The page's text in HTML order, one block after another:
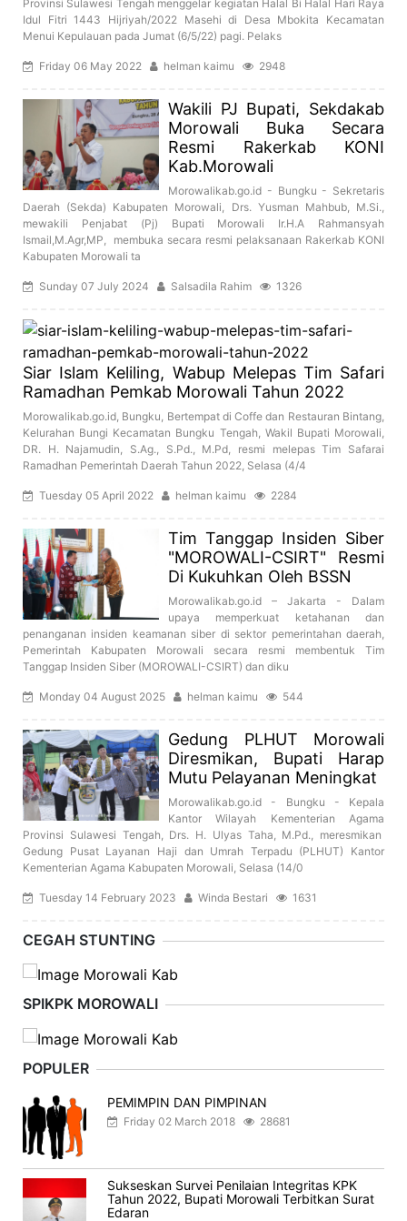
Provinsi Sulawesi Tengah menggelar kegiatan Halal Bi Halal Hari Raya
Idul Fitri 1443 Hijriyah/2022 Masehi di Desa Mbokita Kecamatan
Menui Kepulauan pada Jumat (6/5/22) pagi. Pelaks
Friday 06 May 2022 helman kaimu 2948
Wakili PJ Bupati, Sekdakab
Morowali Buka Secara
Resmi Rakerkab KONI
Kab.Morowali
Morowalikab.go.id - Bungku - Sekretaris
Daerah (Sekda) Kabupaten Morowali, Drs. Yusman Mahbub, M.Si.,
mewakili Penjabat (Pj) Bupati Morowali Ir.H.A Rahmansyah
Ismail,M.Agr,MP, membuka secara resmi pelaksanaan Rakerkab KONI
Kabupaten Morowali ta
Sunday 07 July 2024 Salsadila Rahim 1326
Siar Islam Keliling, Wabup Melepas Tim Safari
Ramadhan Pemkab Morowali Tahun 2022
Morowalikab.go.id, Bungku, Bertempat di Coffe dan Restauran Bintang,
Kelurahan Bungi Kecamatan Bungku Tengah, Wakil Bupati Morowali,
DR. H. Najamudin, S.Ag., S.Pd., M.Pd, resmi melepas Tim Safarai
Ramadhan Pemerintah Daerah Tahun 2022, Selasa (4/4
Tuesday 05 April 2022 helman kaimu 2284
Tim Tanggap Insiden Siber
"MOROWALI-CSIRT" Resmi
Di Kukuhkan Oleh BSSN
Morowalikab.go.id – Jakarta - Dalam
upaya memperkuat ketahanan dan
penanganan insiden keamanan siber di sektor pemerintahan daerah,
Pemerintah Kabupaten Morowali secara resmi membentuk Tim
Tanggap Insiden Siber (MOROWALI-CSIRT) dan diku
Monday 04 August 2025 helman kaimu 544
Gedung PLHUT Morowali
Diresmikan, Bupati Harap
Mutu Pelayanan Meningkat
Morowalikab.go.id - Bungku - Kepala
Kantor Wilayah Kementerian Agama
Provinsi Sulawesi Tengah, Drs. H. Ulyas Taha, M.Pd., meresmikan
Gedung Pusat Layanan Haji dan Umrah Terpadu (PLHUT) Kantor
Kementerian Agama Kabupaten Morowali, Selasa (14/0
Tuesday 14 February 2023 Winda Bestari 1631
CEGAH STUNTING
SPIKPK MOROWALI
POPULER
PEMIMPIN DAN PIMPINAN
Friday 02 March 2018 28681
Sukseskan Survei Penilaian Integritas KPK
Tahun 2022, Bupati Morowali Terbitkan Surat
Edaran